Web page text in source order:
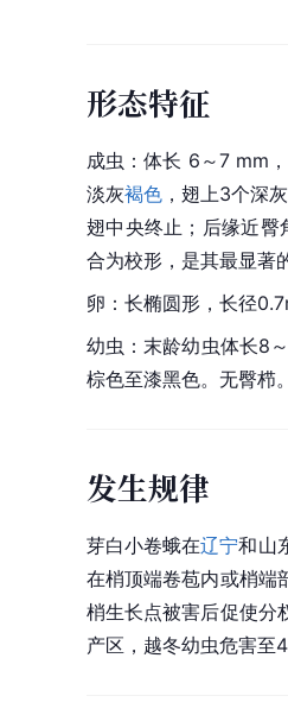
形态特征
成虫：体长 6～7 mm
淡灰褐色 ，翅上3个深
翅中央终止；后缘近臀
合为校形，是其最显著
卵：长椭圆形，长径
幼虫：末龄幼虫体长8
棕色至漆黑色。无臀栉
发生规律
芽白小卷蛾在辽宁和山
在梢顶端卷苞内或梢端
梢生长点被害后促使分
产区，越冬幼虫危害至